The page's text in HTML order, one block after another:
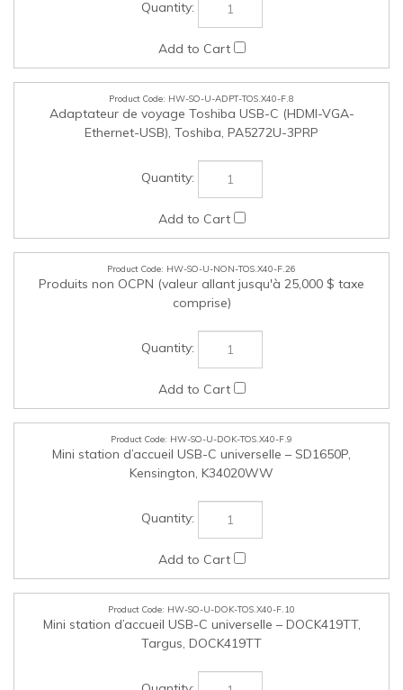
comprise)
HW-SO-U-DOK-TOS.X40-F.9
Mini station d’accueil USB-C universelle – SD1650P,
Kensington, K34020WW
HW-SO-U-DOK-TOS.X40-F.10
Targus, DOCK419TT
Station d’accueil USB-C et USB-A double 4 K w-100W,
Kensington, K33650NA